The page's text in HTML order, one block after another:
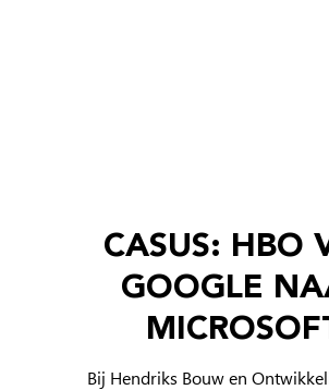
CASUS: HBO
GOOGLE
Bij Hendriks Bouw en